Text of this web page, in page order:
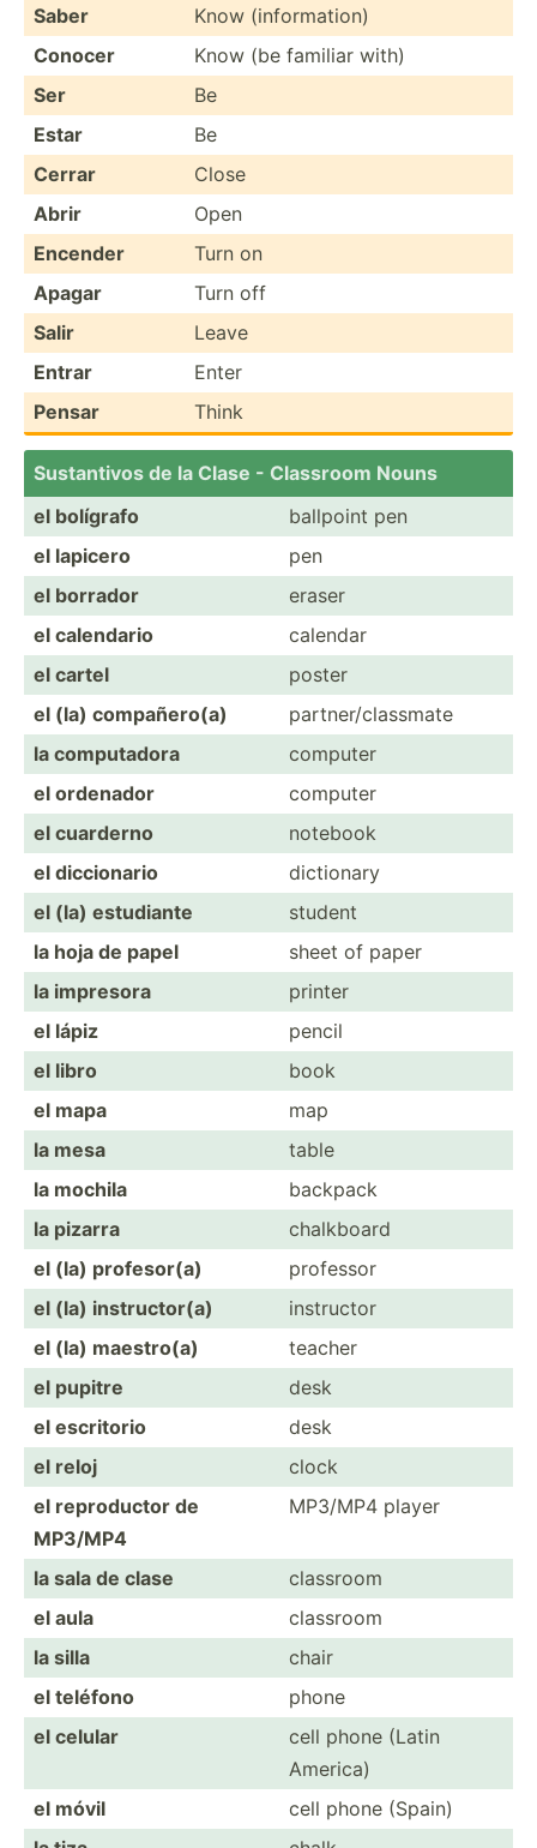
Saber
Know (infor­mation)
Conocer
Know (be familiar with)
Ser
Be
Estar
Be
Cerrar
Close
Abrir
Open
Encender
Turn on
Apagar
Turn off
Salir
Leave
Entrar
Enter
Pensar
Think
Sust­antivos de la Clase - Classroom Nouns
el bolígrafo
ballpoint pen
el lapicero
pen
el borrador
eraser
el calendario
calendar
el cartel
poster
el (la) compañ­ero(a)
partne­r/c­las­smate
la comput­adora
computer
el ordenador
computer
el cuarderno
notebook
el diccio­nario
dictionary
el (la) estudiante
student
la hoja de papel
sheet of paper
la impresora
printer
el lápiz
pencil
el libro
book
el mapa
map
la mesa
table
la mochila
backpack
la pizarra
chalkboard
el (la) profes­or(a)
professor
el (la) instru­ctor(a)
instructor
el (la) maestro(a)
teacher
el pupitre
desk
el escritorio
desk
el reloj
clock
el reprod­uctor de
MP3/MP4
MP3/MP4 player
la sala de clase
classroom
el aula
classroom
la silla
chair
el teléfono
phone
el celular
cell phone (Latin
America)
el móvil
cell phone (Spain)